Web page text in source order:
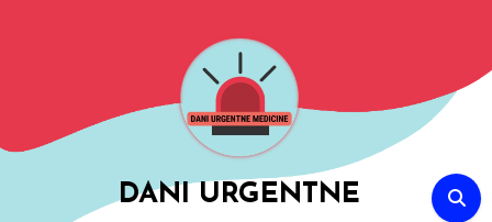
DANI URGENTNE